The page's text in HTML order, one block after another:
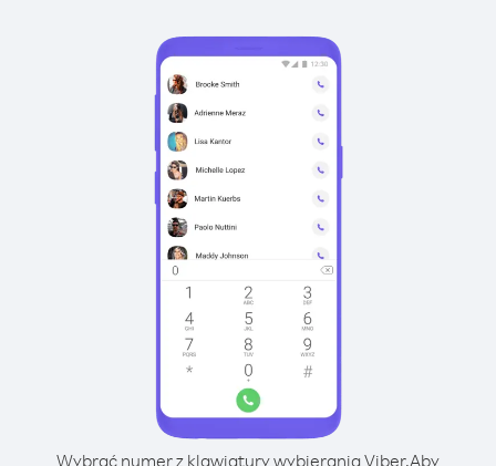
Wybrać numer z klawiatury wybierania Viber.Aby